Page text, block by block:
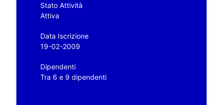
Stato Attività
Attiva
Data Iscrizione
19-02-2009
Dipendenti
Tra 6 e 9 dipendenti